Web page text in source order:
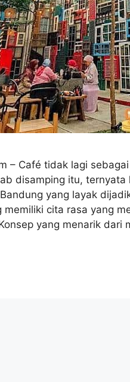
– Café tidak lagi
disamping itu,
yang layak
cita rasa yang
yang menarik dari